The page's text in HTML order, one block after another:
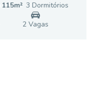
115m² 3 Dormitórios
2Vagas